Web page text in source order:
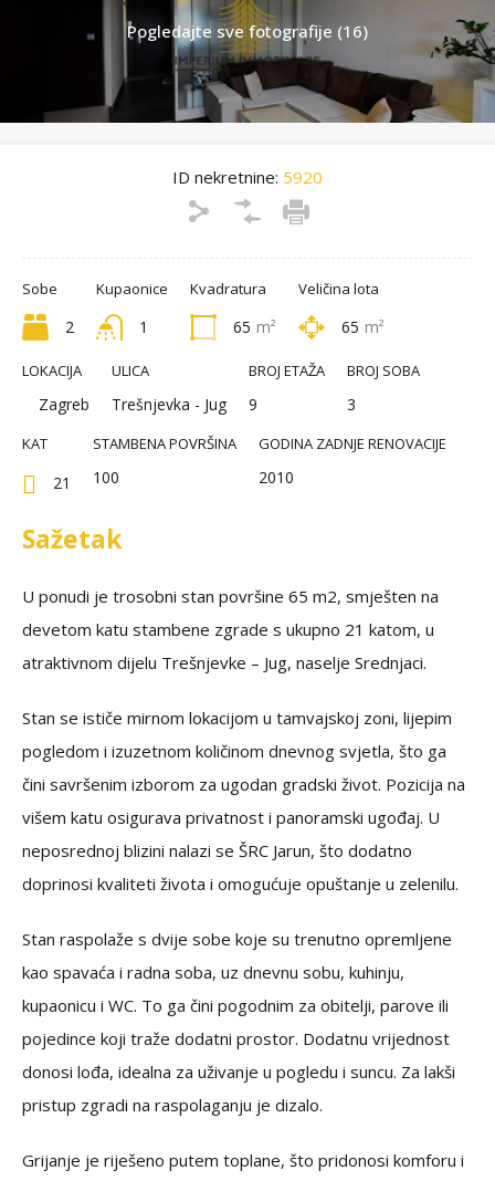
Pogledajte sve fotografije (16)
ID nekretnine: 5920
Sobe
2
Kupaonice
1
Kvadratura
65 m²
Veličina lota
65 m²
LOKACIJA
Zagreb
ULICA
Trešnjevka - Jug
BROJ ETAŽA
9
BROJ SOBA
3
KAT
21
STAMBENA POVRŠINA
100
GODINA ZADNJE RENOVACIJE
2010
Sažetak
U ponudi je trosobni stan površine 65 m2, smješten na
devetom katu stambene zgrade s ukupno 21 katom, u
atraktivnom dijelu Trešnjevke – Jug, naselje Srednjaci.
Stan se ističe mirnom lokacijom u tamvajskoj zoni, lijepim
pogledom i izuzetnom količinom dnevnog svjetla, što ga
čini savršenim izborom za ugodan gradski život. Pozicija na
višem katu osigurava privatnost i panoramski ugođaj. U
neposrednoj blizini nalazi se ŠRC Jarun, što dodatno
doprinosi kvaliteti života i omogućuje opuštanje u zelenilu.
Stan raspolaže s dvije sobe koje su trenutno opremljene
kao spavaća i radna soba, uz dnevnu sobu, kuhinju,
kupaonicu i WC. To ga čini pogodnim za obitelji, parove ili
pojedince koji traže dodatni prostor. Dodatnu vrijednost
donosi lođa, idealna za uživanje u pogledu i suncu. Za lakši
pristup zgradi na raspolaganju je dizalo.
Grijanje je riješeno putem toplane, što pridonosi komforu i